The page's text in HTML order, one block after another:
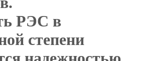
РЭС в
степени